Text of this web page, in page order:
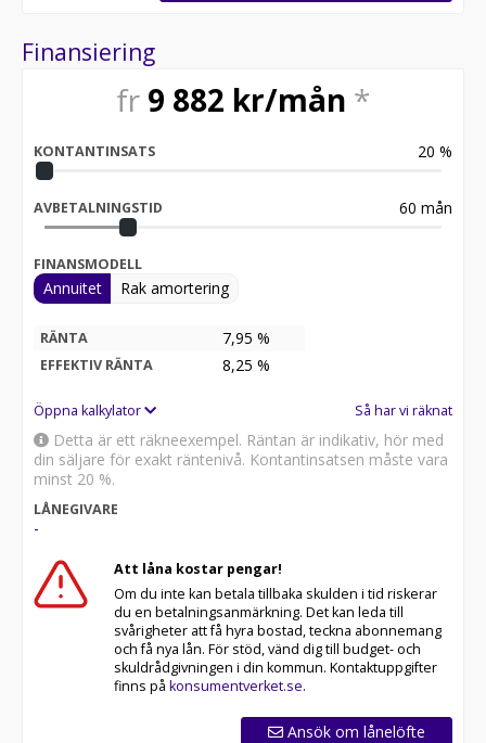
Finansiering
fr 9 882 kr/mån *
KONTANTINSATS 20 %
AVBETALNINGSTID 60 mån
FINANSMODELL
Annuitet Rak amortering
RÄNTA 7,95 %
EFFEKTIV RÄNTA 8,25 %
Öppna kalkylator Så har vi räknat
Detta är ett räkneexempel. Räntan är indikativ, hör med
din säljare för exakt räntenivå. Kontantinsatsen måste vara
minst 20 %.
LÅNEGIVARE
-
Att låna kostar pengar!
Om du inte kan betala tillbaka skulden i tid riskerar
du en betalningsanmärkning. Det kan leda till
svårigheter att få hyra bostad, teckna abonnemang
och få nya lån. För stöd, vänd dig till budget- och
skuldrådgivningen i din kommun. Kontaktuppgifter
finns på konsumentverket.se.
Ansök om lånelöfte